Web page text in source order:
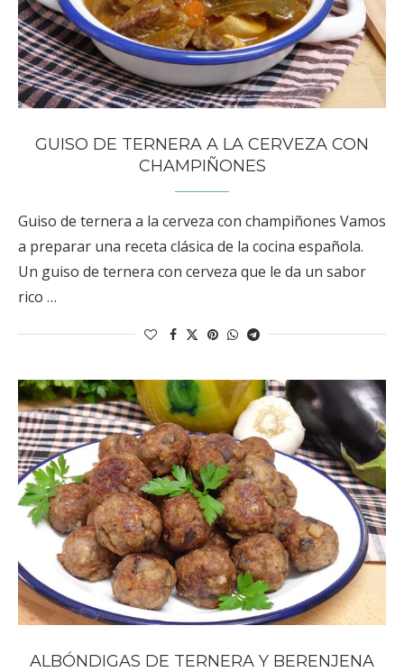
GUISO DE TERNERA A LA CERVEZA CON
CHAMPIÑONES
Guiso de ternera a la cerveza con champiñones Vamos
a preparar una receta clásica de la cocina española.
Un guiso de ternera con cerveza que le da un sabor
rico …
ALBÓNDIGAS DE TERNERA Y BERENJENA